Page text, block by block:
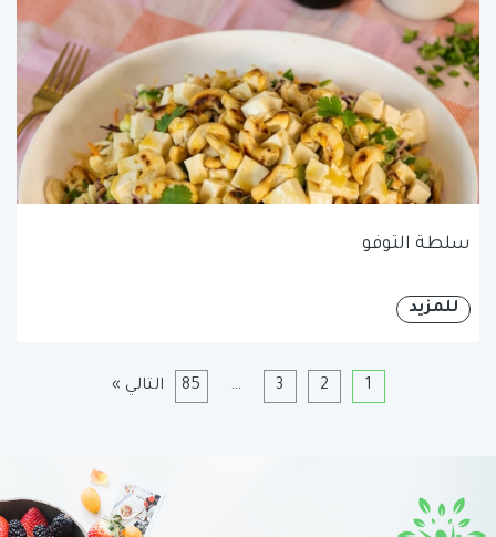
سلطة التوفو
للمزيد
1
2
3
…
85 التالي »